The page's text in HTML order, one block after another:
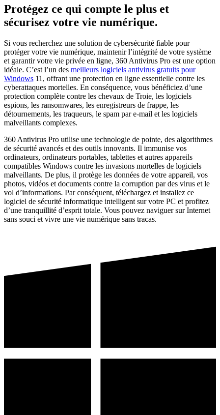
Protégez ce qui compte le plus et
sécurisez votre vie numérique.
Si vous recherchez une solution de cybersécurité fiable pour
protéger votre vie numérique, maintenir l’intégrité de votre système
et garantir votre vie privée en ligne, 360 Antivirus Pro est une option
idéale. C’est l’un des meilleurs logiciels antivirus gratuits pour
Windows 11, offrant une protection en ligne essentielle contre les
cyberattaques mortelles. En conséquence, vous bénéficiez d’une
protection complète contre les chevaux de Troie, les logiciels
espions, les ransomwares, les enregistreurs de frappe, les
détournements, les traqueurs, le spam par e-mail et les logiciels
malveillants complexes.
360 Antivirus Pro utilise une technologie de pointe, des algorithmes
de sécurité avancés et des outils innovants. Il immunise vos
ordinateurs, ordinateurs portables, tablettes et autres appareils
compatibles Windows contre les invasions mortelles de logiciels
malveillants. De plus, il protège les données de votre appareil, vos
photos, vidéos et documents contre la corruption par des virus et le
vol d’informations. Par conséquent, téléchargez et installez ce
logiciel de sécurité informatique intelligent sur votre PC et profitez
d’une tranquillité d’esprit totale. Vous pouvez naviguer sur Internet
sans souci et vivre une vie numérique sans tracas.